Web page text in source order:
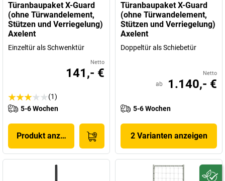
Türanbaupaket X-Guard
(ohne Türwandelement,
Stützen und Verriegelung)
Axelent
Einzeltür als Schwenktür
Netto
141,- €
(1)
5-6 Wochen
Produkt anzeigen
Türanbaupaket X-Guard
(ohne Türwandelement,
Stützen und Verriegelung)
Axelent
Doppeltür als Schiebetür
Netto
ab 1.140,- €
5-6 Wochen
2 Varianten anzeigen